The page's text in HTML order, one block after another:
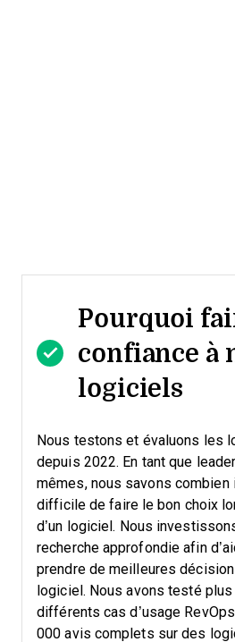
Pourquoi
confiance à
logiciels
Nous testons et évaluons les
depuis 2022. En tant que
mêmes, nous savons combien
difficile de faire le bon choix
d’un logiciel. Nous
recherche approfondie afin
prendre de meilleures
logiciel. Nous avons testé
différents cas d’usage
000 avis complets sur des